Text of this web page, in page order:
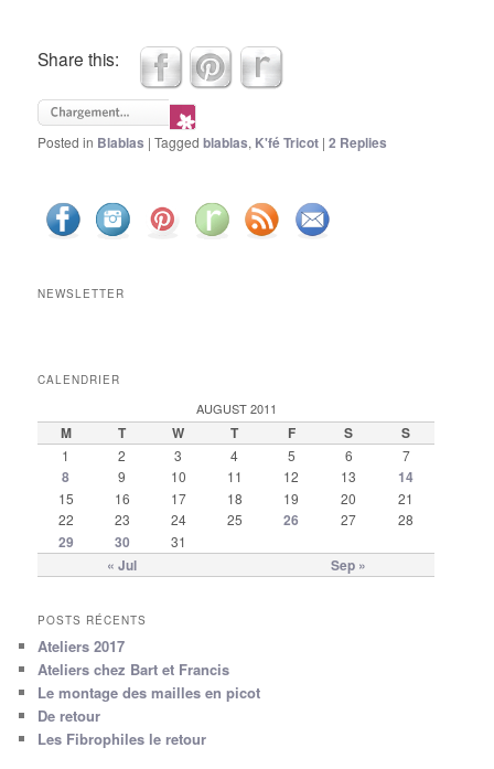
Share this:
Posted in Blablas |Tagged blablas, K'fé Tricot |2 Replies
NEWSLETTER
CALENDRIER
AUGUST 2011
M T W T F S S
« Jul Sep »
1 2 3 4 5 6 7
8 9 10 11 12 13 14
15 16 17 18 19 20
21
22
23 24 25 26 27 28
29 30 31
POSTS RÉCENTS
Ateliers 2017
Ateliers chez Bart et Francis
Le montage des mailles en picot
De retour
Les Fibrophiles le retour